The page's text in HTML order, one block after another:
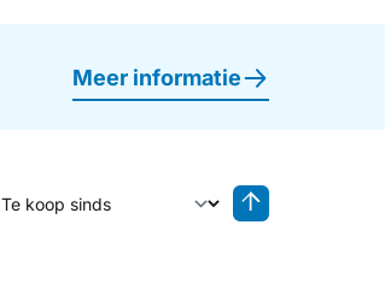
Meer informatie
Sorteer op